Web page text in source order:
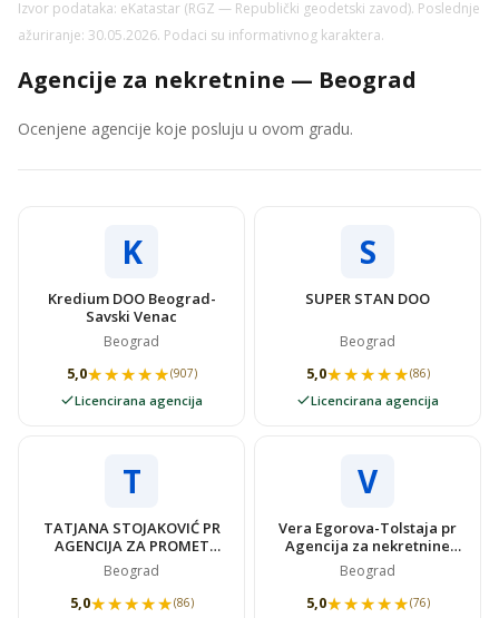
Izvor podataka: eKatastar (RGZ — Republički geodetski zavod). Poslednje
ažuriranje: 30.05.2026. Podaci su informativnog karaktera.
Agencije za nekretnine — Beograd
Ocenjene agencije koje posluju u ovom gradu.
K
Kredium DOO Beograd-
Savski Venac
Beograd
5,0★★★★★
★★★★★(907)
Licencirana agencija
S
SUPER STAN DOO
Beograd
5,0★★★★★
★★★★★(86)
Licencirana agencija
T
TATJANA STOJAKOVIĆ PR
AGENCIJA ZA PROMET
NEKRETNINAMA SUPER
STAN
Beograd
5,0★★★★★
★★★★★(86)
V
Vera Egorova-Tolstaja pr
Agencija za nekretnine
VIDOVSTAN
Beograd
5,0★★★★★
★★★★★(76)